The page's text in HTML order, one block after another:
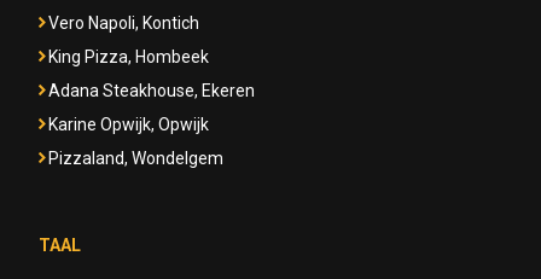
Vero Napoli, Kontich
King Pizza, Hombeek
Adana Steakhouse, Ekeren
Karine Opwijk, Opwijk
Pizzaland, Wondelgem
TAAL